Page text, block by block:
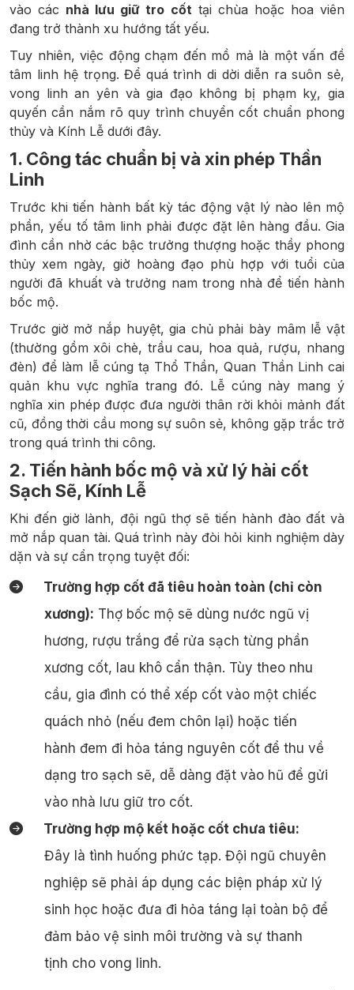
vào các nhà lưu giữ tro cốt tại chùa hoặc hoa viên
đang trở thành xu hướng tất yếu.
Tuy nhiên, việc động chạm đến mồ mả là một vấn đề
tâm linh hệ trọng. Để quá trình di dời diễn ra suôn sẻ,
vong linh an yên và gia đạo không bị phạm kỵ, gia
quyến cần nắm rõ quy trình chuyển cốt chuẩn phong
thủy và Kính Lễ dưới đây.
1. Công tác chuẩn bị và xin phép Thần
Linh
Trước khi tiến hành bất kỳ tác động vật lý nào lên mộ
phần, yếu tố tâm linh phải được đặt lên hàng đầu. Gia
đình cần nhờ các bậc trưởng thượng hoặc thầy phong
thủy xem ngày, giờ hoàng đạo phù hợp với tuổi của
người đã khuất và trưởng nam trong nhà để tiến hành
bốc mộ.
Trước giờ mở nắp huyệt, gia chủ phải bày mâm lễ vật
(thường gồm xôi chè, trầu cau, hoa quả, rượu, nhang
đèn) để làm lễ cúng tạ Thổ Thần, Quan Thần Linh cai
quản khu vực nghĩa trang đó. Lễ cúng này mang ý
nghĩa xin phép được đưa người thân rời khỏi mảnh đất
cũ, đồng thời cầu mong sự suôn sẻ, không gặp trắc trở
trong quá trình thi công.
2. Tiến hành bốc mộ và xử lý hài cốt
Sạch Sẽ, Kính Lễ
Khi đến giờ lành, đội ngũ thợ sẽ tiến hành đào đất và
mở nắp quan tài. Quá trình này đòi hỏi kinh nghiệm dày
dặn và sự cẩn trọng tuyệt đối:
Trường hợp cốt đã tiêu hoàn toàn (chỉ còn
xương): Thợ bốc mộ sẽ dùng nước ngũ vị
hương, rượu trắng để rửa sạch từng phần
xương cốt, lau khô cẩn thận. Tùy theo nhu
cầu, gia đình có thể xếp cốt vào một chiếc
quách nhỏ (nếu đem chôn lại) hoặc tiến
hành đem đi hỏa táng nguyên cốt để thu về
dạng tro sạch sẽ, dễ dàng đặt vào hũ để gửi
vào nhà lưu giữ tro cốt.
Trường hợp mộ kết hoặc cốt chưa tiêu:
Đây là tình huống phức tạp. Đội ngũ chuyên
nghiệp sẽ phải áp dụng các biện pháp xử lý
sinh học hoặc đưa đi hỏa táng lại toàn bộ để
đảm bảo vệ sinh môi trường và sự thanh
tịnh cho vong linh.